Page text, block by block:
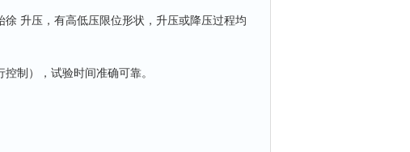
升压，有高低压限位形状，升压或降压过程均
制），试验时间准确可靠。